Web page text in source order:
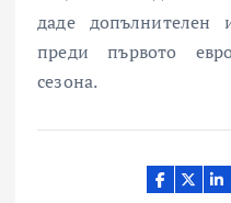
даде допълнителен
преди първото
сезона.